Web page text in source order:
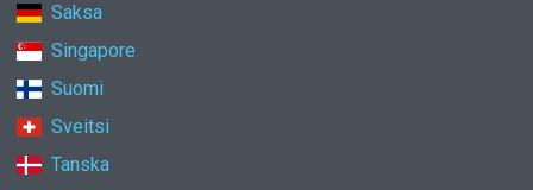
Saksa
Singapore
Suomi
Sveitsi
Tanska